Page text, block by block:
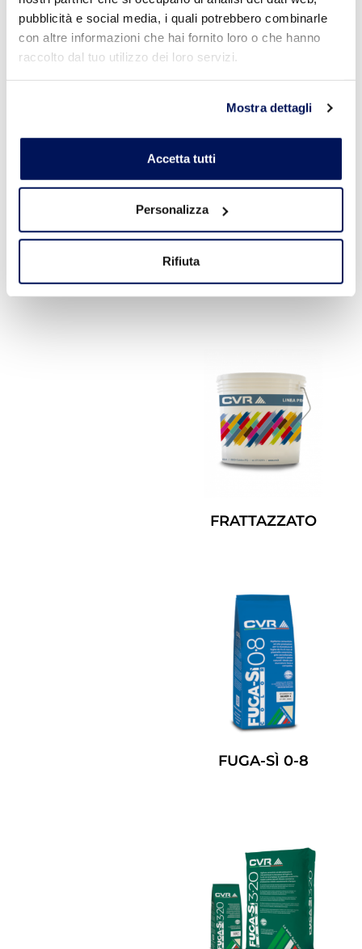
pubblicità e social media, i quali potrebbero combinarle
con altre informazioni che hai fornito loro o che hanno
raccolto dal tuo utilizzo dei loro servizi.
Mostra dettagli
Accetta tutti
Personalizza
Rifiuta
FIOR DI CALCE
Rasatura
FLEXKOLL S1
FRATTAZZATO
FUGA-SÌ 0-8